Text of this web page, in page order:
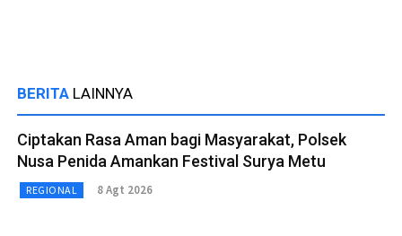
BERITA LAINNYA
Ciptakan Rasa Aman bagi Masyarakat, Polsek
Nusa Penida Amankan Festival Surya Metu
REGIONAL 8 Agt 2026